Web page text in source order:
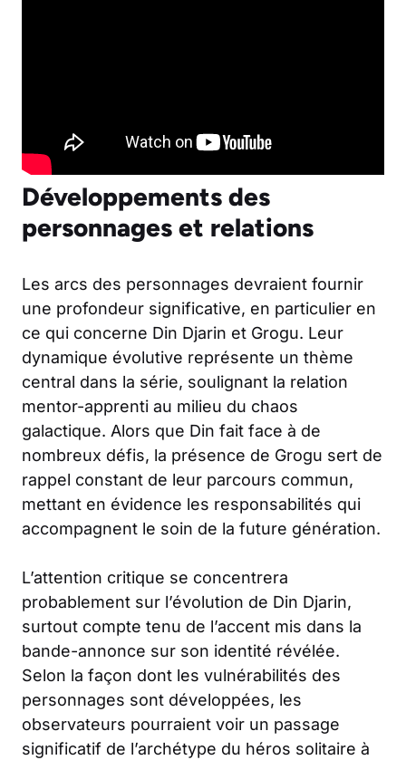
Développements des
personnages et relations
Les arcs des personnages devraient fournir
une profondeur significative, en particulier en
ce qui concerne Din Djarin et Grogu. Leur
dynamique évolutive représente un thème
central dans la série, soulignant la relation
mentor-apprenti au milieu du chaos
galactique. Alors que Din fait face à de
nombreux défis, la présence de Grogu sert de
rappel constant de leur parcours commun,
mettant en évidence les responsabilités qui
accompagnent le soin de la future génération.
L’attention critique se concentrera
probablement sur l’évolution de Din Djarin,
surtout compte tenu de l’accent mis dans la
bande-annonce sur son identité révélée.
Selon la façon dont les vulnérabilités des
personnages sont développées, les
observateurs pourraient voir un passage
significatif de l’archétype du héros solitaire à